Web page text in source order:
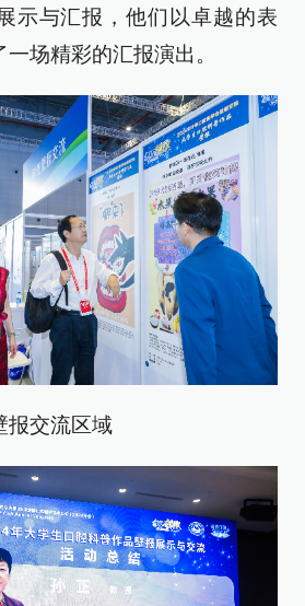
示与汇报，他们以卓越的表
场精彩的汇报演出。
报交流区域